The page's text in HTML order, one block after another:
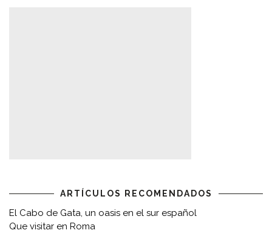
ARTÍCULOS RECOMENDADOS
El Cabo de Gata, un oasis en el sur español
Que visitar en Roma